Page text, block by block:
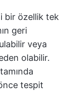
bir özellik tek
geri
veya
olabilir.
tespit